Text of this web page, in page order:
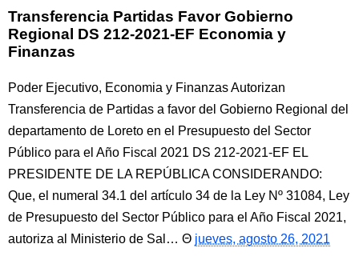
Transferencia Partidas Favor Gobierno
Regional DS 212-2021-EF Economia y
Finanzas
Poder Ejecutivo, Economia y Finanzas Autorizan
Transferencia de Partidas a favor del Gobierno Regional del
departamento de Loreto en el Presupuesto del Sector
Público para el Año Fiscal 2021 DS 212-2021-EF EL
PRESIDENTE DE LA REPÚBLICA CONSIDERANDO:
Que, el numeral 34.1 del artículo 34 de la Ley Nº 31084, Ley
de Presupuesto del Sector Público para el Año Fiscal 2021,
autoriza al Ministerio de Sal…
jueves, agosto 26, 2021